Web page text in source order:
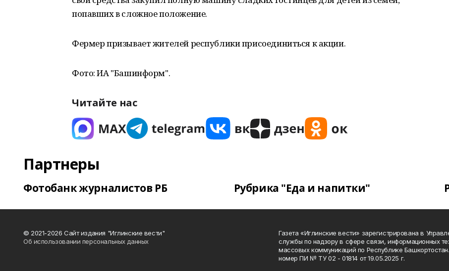
попавших в сложное положение.
Фермер призывает жителей республики присоединиться к акции.
Фото: ИА "Башинформ".
Читайте нас
Партнеры
Фотобанк журналистов РБ Рубрика "Еда и напитки"
© 2021-2026 Сайт издания "Иглинские вести"
Об использовании персональных данных
Газета «Иглинские вести» зарегистрирована в
службы по надзору в сфере связи, информационных
массовых коммуникаций по Республике
номер ПИ № ТУ 02 - 01814 от 19.05.2025 г.